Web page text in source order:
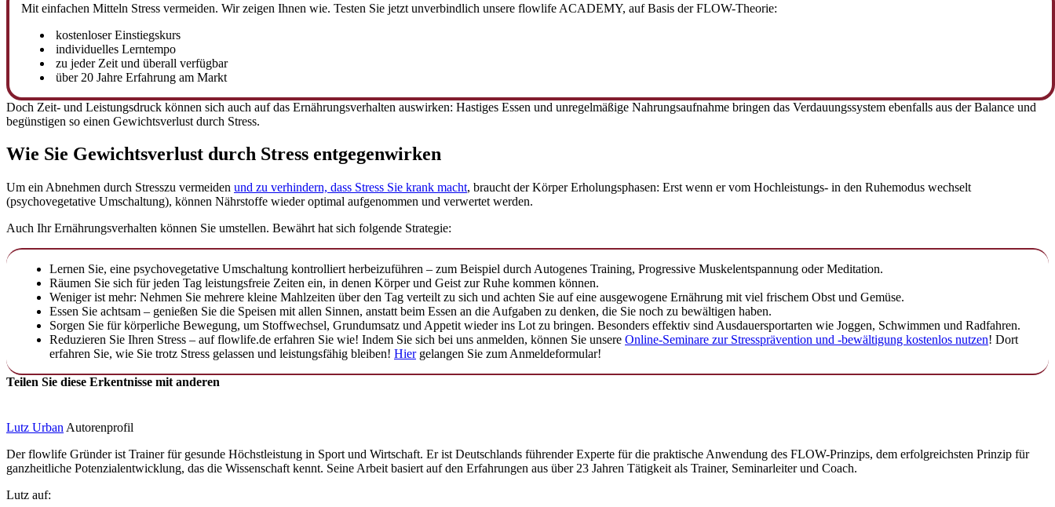
Mit einfachen Mitteln Stress vermeiden. Wir zeigen Ihnen wie. Testen Sie jetzt unverbindlich unsere flowlife ACADEMY, auf Basis der FLOW-Theorie:
kostenloser Einstiegskurs
individuelles Lerntempo
zu jeder Zeit und überall verfügbar
über 20 Jahre Erfahrung am Markt
Doch Zeit- und Leistungsdruck können sich auch auf das Ernährungsverhalten auswirken: Hastiges Essen und unregelmäßige Nahrungsaufnahme bringen das Verdauungssystem ebenfalls aus der Balance und
begünstigen so einen Gewichtsverlust durch Stress.
Wie Sie Gewichtsverlust durch Stress entgegenwirken
Um ein Abnehmen durch Stresszu vermeiden und zu verhindern, dass Stress Sie krank macht, braucht der Körper Erholungsphasen: Erst wenn er vom Hochleistungs- in den Ruhemodus wechselt
(psychovegetative Umschaltung), können Nährstoffe wieder optimal aufgenommen und verwertet werden.
Auch Ihr Ernährungsverhalten können Sie umstellen. Bewährt hat sich folgende Strategie:
Lernen Sie, eine psychovegetative Umschaltung kontrolliert herbeizuführen – zum Beispiel durch Autogenes Training, Progressive Muskelentspannung oder Meditation.
Räumen Sie sich für jeden Tag leistungsfreie Zeiten ein, in denen Körper und Geist zur Ruhe kommen können.
Weniger ist mehr: Nehmen Sie mehrere kleine Mahlzeiten über den Tag verteilt zu sich und achten Sie auf eine ausgewogene Ernährung mit viel frischem Obst und Gemüse.
Essen Sie achtsam – genießen Sie die Speisen mit allen Sinnen, anstatt beim Essen an die Aufgaben zu denken, die Sie noch zu bewältigen haben.
Sorgen Sie für körperliche Bewegung, um Stoffwechsel, Grundumsatz und Appetit wieder ins Lot zu bringen. Besonders effektiv sind Ausdauersportarten wie Joggen, Schwimmen und Radfahren.
Reduzieren Sie Ihren Stress – auf flowlife.de erfahren Sie wie! Indem Sie sich bei uns anmelden, können Sie unsere Online-Seminare zur Stressprävention und -bewältigung kostenlos nutzen! Dort
erfahren Sie, wie Sie trotz Stress gelassen und leistungsfähig bleiben! Hiergelangen Sie zum Anmeldeformular!
Teilen Sie diese Erkentnisse mit anderen
Lutz Urban Autorenprofil
Der flowlife Gründer ist Trainer für gesunde Höchstleistung in Sport und Wirtschaft. Er ist Deutschlands führender Experte für die praktische Anwendung des FLOW-Prinzips, dem erfolgreichsten Prinzip für
ganzheitliche Potenzialentwicklung, das die Wissenschaft kennt. Seine Arbeit basiert auf den Erfahrungen aus über 23 Jahren Tätigkeit als Trainer, Seminarleiter und Coach.
Lutz auf: